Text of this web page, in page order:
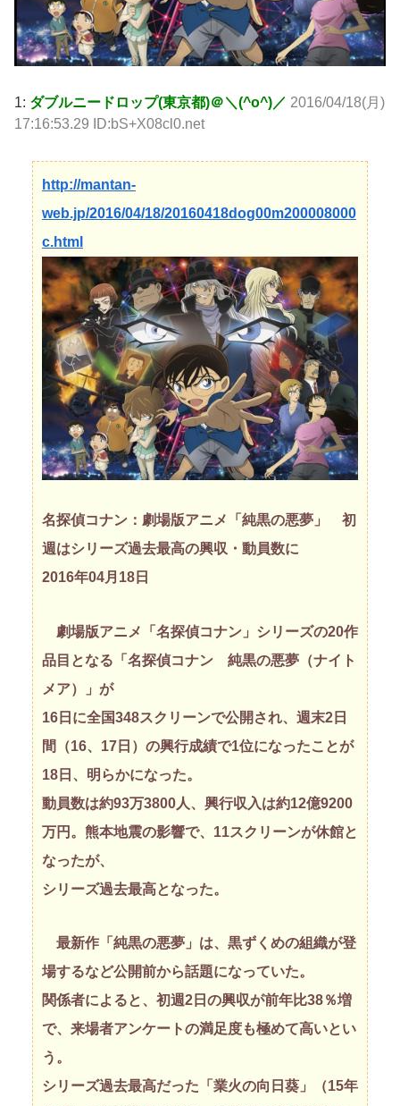
1: ダブルニードロップ(東京都)＠＼(^o^)／ 2016/04/18(月)
17:16:53.29 ID:bS+X08cl0.net
http://mantan-
web.jp/2016/04/18/20160418dog00m200008000
c.html
名探偵コナン：劇場版アニメ「純黒の悪夢」 初
週はシリーズ過去最高の興収・動員数に
2016年04月18日
劇場版アニメ「名探偵コナン」シリーズの20作
品目となる「名探偵コナン 純黒の悪夢（ナイト
メア）」が
16日に全国348スクリーンで公開され、週末2日
間（16、17日）の興行成績で1位になったことが
18日、明らかになった。
動員数は約93万3800人、興行収入は約12億9200
万円。熊本地震の影響で、11スクリーンが休館と
なったが、
シリーズ過去最高となった。
最新作「純黒の悪夢」は、黒ずくめの組織が登
場するなど公開前から話題になっていた。
関係者によると、初週2日の興収が前年比38％増
で、来場者アンケートの満足度も極めて高いとい
う。
シリーズ過去最高だった「業火の向日葵」（15年